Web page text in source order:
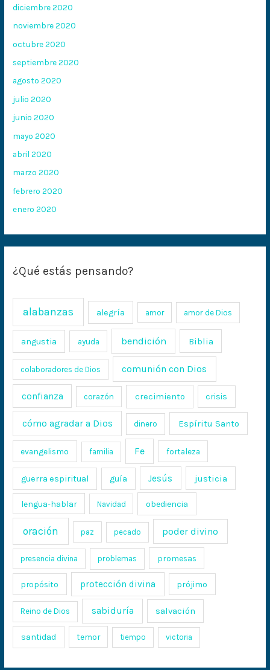
diciembre 2020
noviembre 2020
octubre 2020
septiembre 2020
agosto 2020
julio 2020
junio 2020
mayo 2020
abril 2020
marzo 2020
febrero 2020
enero 2020
¿Qué estás pensando?
alabanzas alegría amor amor de Dios
angustia ayuda bendición Biblia
colaboradores de Dios comunión con Dios
confianza corazón crecimiento crisis
cómo agradar a Dios dinero Espíritu Santo
evangelismo familia Fe fortaleza
guerra espiritual guía Jesús justicia
lengua-hablar Navidad obediencia
oración paz pecado poder divino
presencia divina problemas promesas
propósito protección divina prójimo
Reino de Dios sabiduría salvación
santidad temor tiempo victoria